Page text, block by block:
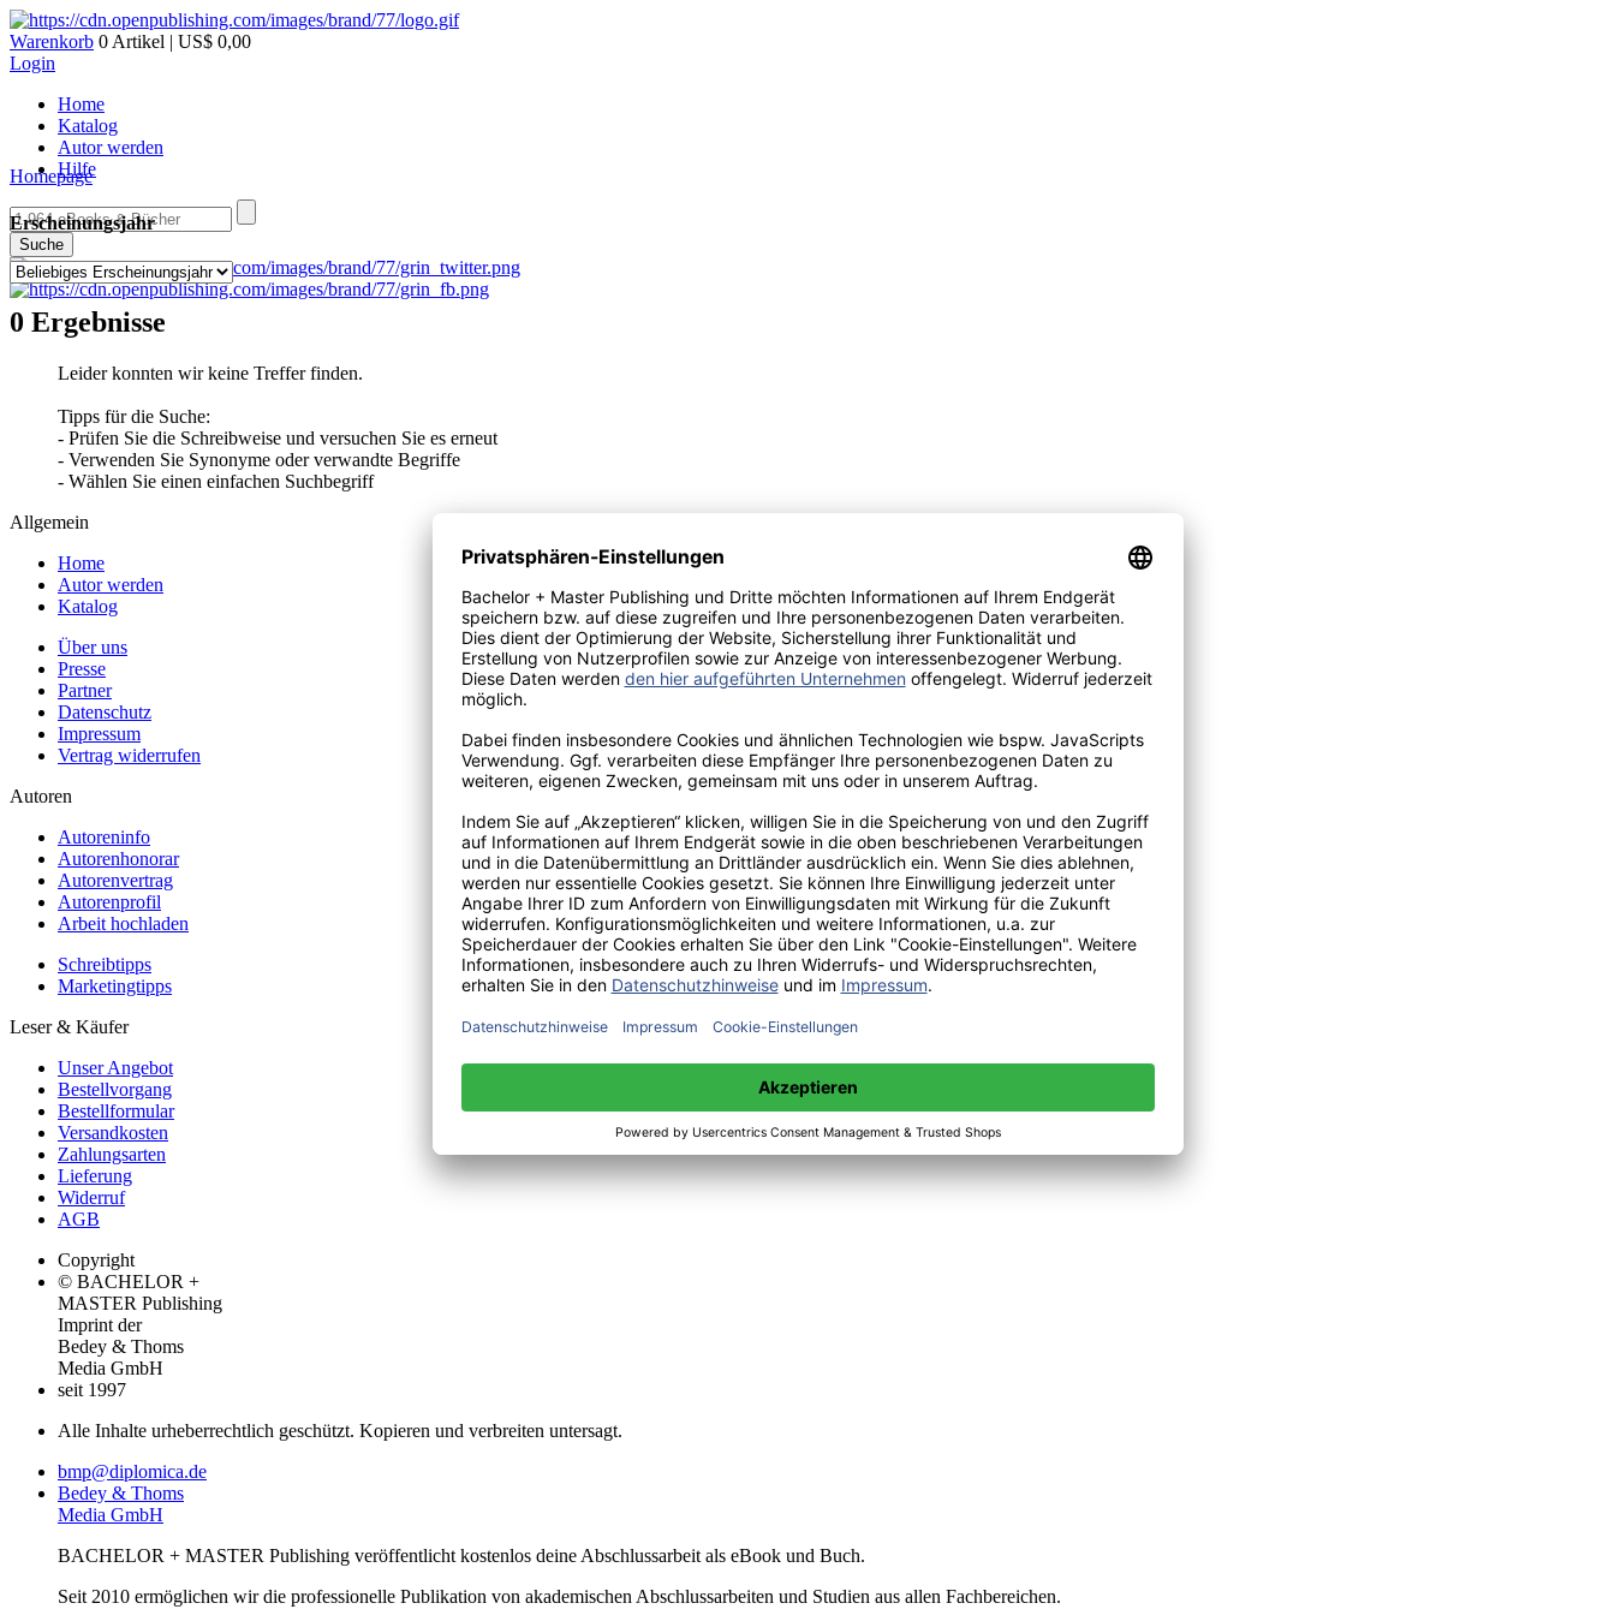
Warenkorb 0 Artikel | US$ 0,00
Login
Home
Katalog
Autor werden
Hilfe
Suche
Homepage
Erscheinungsjahr
0 Ergebnisse
Leider konnten wir keine Treffer finden.
Tipps für die Suche:
- Prüfen Sie die Schreibweise und versuchen Sie es erneut
- Verwenden Sie Synonyme oder verwandte Begriffe
- Wählen Sie einen einfachen Suchbegriff
Allgemein
Home
Autor werden
Katalog
Über uns
Presse
Partner
Datenschutz
Impressum
Vertrag widerrufen
Autoren
Autoreninfo
Autorenhonorar
Autorenvertrag
Autorenprofil
Arbeit hochladen
Schreibtipps
Marketingtipps
Leser & Käufer
Unser Angebot
Bestellvorgang
Bestellformular
Versandkosten
Zahlungsarten
Lieferung
Widerruf
AGB
Copyright
© BACHELOR +
MASTER Publishing
Imprint der
Bedey & Thoms
Media GmbH
seit 1997
Alle Inhalte urheberrechtlich geschützt. Kopieren und verbreiten untersagt.
bmp@diplomica.de
Bedey & Thoms
Media GmbH
BACHELOR + MASTER Publishing veröffentlicht kostenlos deine Abschlussarbeit als eBook und Buch.
Seit 2010 ermöglichen wir die professionelle Publikation von akademischen Abschlussarbeiten und Studien aus allen Fachbereichen.